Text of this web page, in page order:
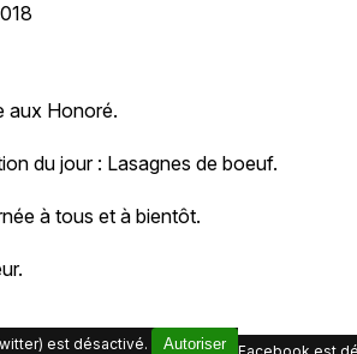
aux Honoré.
du jour : Lasagnes de boeuf.
à tous et à bientôt.
est désactivé. Autoriser